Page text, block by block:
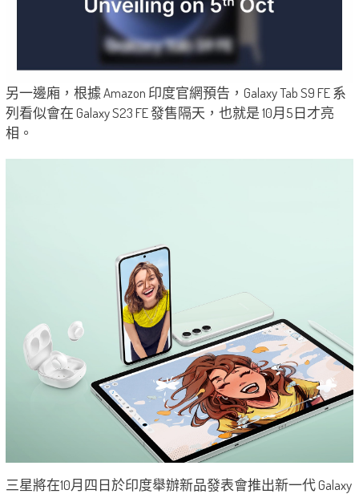
另一邊廂，根據 Amazon 印度官網預告，Galaxy Tab S9 FE 系
列看似會在 Galaxy S23 FE 發售隔天，也就是 10月5日才亮
相。
三星將在10月四日於印度舉辦新品發表會推出新一代 Galaxy